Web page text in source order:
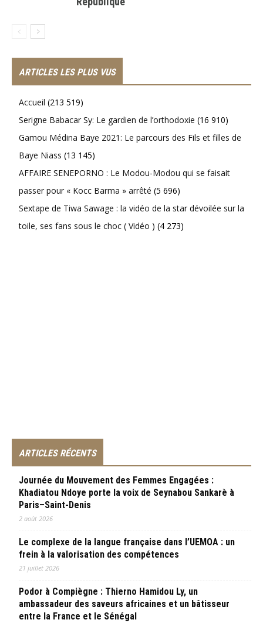
ARTICLES LES PLUS VUS
Accueil (213 519)
Serigne Babacar Sy: Le gardien de l’orthodoxie (16 910)
Gamou Médina Baye 2021: Le parcours des Fils et filles de
Baye Niass (13 145)
AFFAIRE SENEPORNO : Le Modou-Modou qui se faisait
passer pour « Kocc Barma » arrêté (5 696)
Sextape de Tiwa Sawage : la vidéo de la star dévoilée sur la
toile, ses fans sous le choc ( Vidéo ) (4 273)
ARTICLES RÉCENTS
Journée du Mouvement des Femmes Engagées :
Khadiatou Ndoye porte la voix de Seynabou Sankarè à
Paris–Saint-Denis
2 août 2026
Le complexe de la langue française dans l’UEMOA : un
frein à la valorisation des compétences
21 juillet 2026
Podor à Compiègne : Thierno Hamidou Ly, un
ambassadeur des saveurs africaines et un bâtisseur
entre la France et le Sénégal